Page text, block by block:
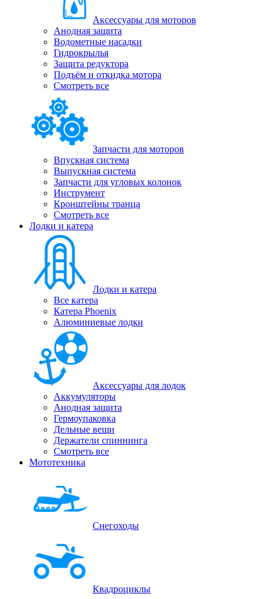
Аксессуары для моторов
Анодная защита
Водометные насадки
Гидрокрылья
Защита редуктора
Подъём и откидка мотора
Смотреть все
Запчасти для моторов
Впускная система
Выпускная система
Запчасти для угловых колонок
Инструмент
Кронштейны транца
Смотреть все
Лодки и катера
Лодки и катера
Все катера
Катера Phoenix
Алюминиевые лодки
Аксессуары для лодок
Аккумуляторы
Анодная защита
Гермоупаковка
Дельные вещи
Держатели спиннинга
Смотреть все
Мототехника
Снегоходы
Квадроциклы